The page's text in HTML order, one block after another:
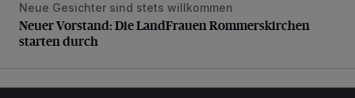
Neuer Vorstand: Die LandFrauen Rommerskirchen starten
Neue Gesichter sind stets willkommen
Neuer Vorstand: Die LandFrauen Rommerskirchen
starten durch